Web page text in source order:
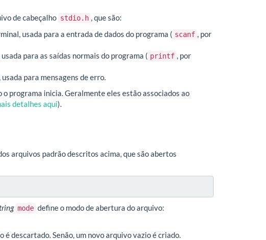
de cabeçalho stdio.h , que são:
usada para a entrada de dados do programa ( scanf
, por
para as saídas normais do programa ( printf
, por
para mensagens de erro.
programa inicia. Geralmente eles estão associados ao
detalhes aqui).
arquivos padrão descritos acima, que são abertos
mode define o modo de abertura do arquivo:
é descartado. Senão, um novo arquivo vazio é criado.